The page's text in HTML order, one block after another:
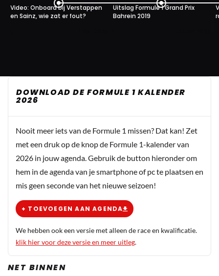
Video: Onboard bij Verstappen
en Sainz, wie zat er fout?
Uitslag Formule 1 Grand Prix
Bahrein 2019
DOWNLOAD DE FORMULE 1 KALENDER
2026
Nooit meer iets van de Formule 1 missen? Dat kan! Zet
met een druk op de knop de Formule 1-kalender van
2026 in jouw agenda. Gebruik de button hieronder om
hem in de agenda van je smartphone of pc te plaatsen en
mis geen seconde van het nieuwe seizoen!
+ TOEVOEGEN AAN AGENDA
We hebben ook een versie met alleen de race en kwalificatie.
klik hier voor deze versie en meer uitleg.
NET BINNEN